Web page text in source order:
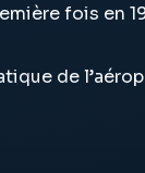
fois en
de